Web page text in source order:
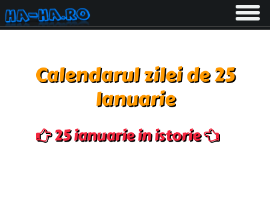
Toggle
Calendarul zilei de 25
Ianuarie
25 ianuarie in istorie